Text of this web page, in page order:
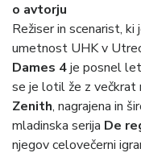
o avtorju
Režiser in scenarist,
umetnost UHK v
Dames 4je posnel
se je lotil že z večkrat
Zenith, nagrajena in
mladinska serija De
njegov celovečerni